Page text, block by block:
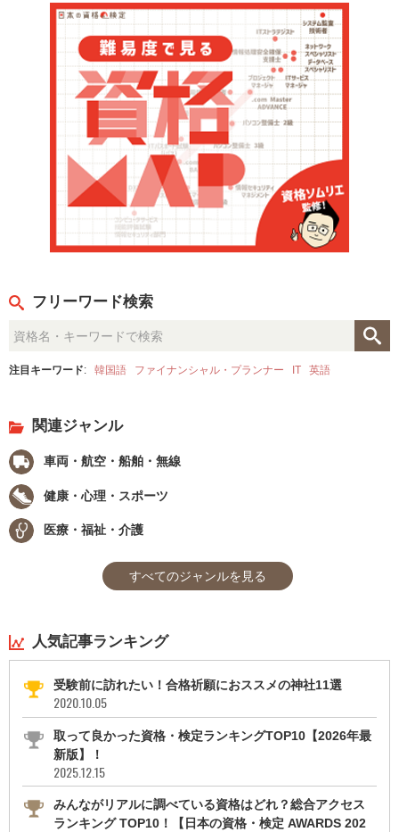
フリーワード検索
注目キーワード: 韓国語 ファイナンシャル・プランナー IT 英語
関連ジャンル
車両・航空・船舶・無線
健康・心理・スポーツ
医療・福祉・介護
すべてのジャンルを見る
人気記事ランキング
受験前に訪れたい！合格祈願におススメの神社11選
2020.10.05
取って良かった資格・検定ランキングTOP10【2026年最
新版】！
2025.12.15
みんながリアルに調べている資格はどれ？総合アクセス
ランキング TOP10！【日本の資格・検定 AWARDS 202